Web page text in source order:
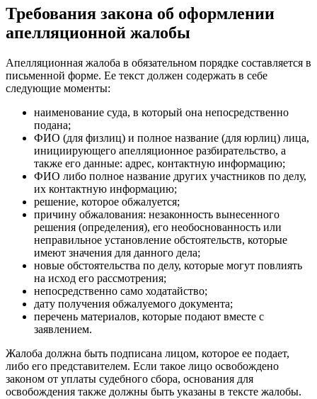
Требования закона об оформлении
апелляционной жалобы
Апелляционная жалоба в обязательном порядке составляется в
письменной форме. Ее текст должен содержать в себе
следующие моменты:
наименование суда, в который она непосредственно
подана;
ФИО (для физлиц) и полное название (для юрлиц) лица,
инициирующего апелляционное разбирательство, а
также его данные: адрес, контактную информацию;
ФИО либо полное название других участников по делу,
их контактную информацию;
решение, которое обжалуется;
причину обжалования: незаконность вынесенного
решения (определения), его необоснованность или
неправильное установление обстоятельств, которые
имеют значения для данного дела;
новые обстоятельства по делу, которые могут повлиять
на исход его рассмотрения;
непосредственно само ходатайство;
дату получения обжалуемого документа;
перечень материалов, которые подают вместе с
заявлением.
Жалоба должна быть подписана лицом, которое ее подает,
либо его представителем. Если такое лицо освобождено
законом от уплаты судебного сбора, основания для
освобождения также должны быть указаны в тексте жалобы.